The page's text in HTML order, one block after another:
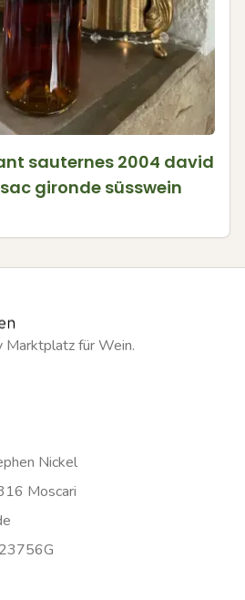
sauternes 2004 david
gironde süsswein
Marktplatz für Wein.
Nickel
Moscari